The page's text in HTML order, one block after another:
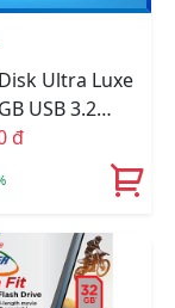
Ultra Luxe
USB 3.2
G46)
đ